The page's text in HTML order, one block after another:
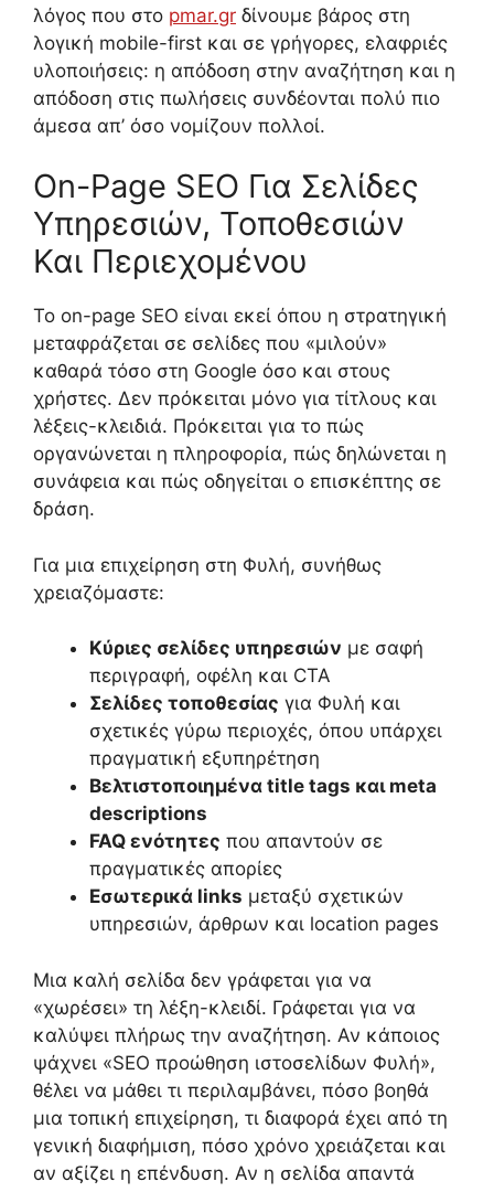
λόγος που στο pmar.gr δίνουμε βάρος στη
λογική mobile-first και σε γρήγορες, ελαφριές
υλοποιήσεις: η απόδοση στην αναζήτηση και η
απόδοση στις πωλήσεις συνδέονται πολύ πιο
άμεσα απ’ όσο νομίζουν πολλοί.
On-Page SEO Για Σελίδες
Υπηρεσιών, Τοποθεσιών
Και Περιεχομένου
Το on-page SEO είναι εκεί όπου η στρατηγική
μεταφράζεται σε σελίδες που «μιλούν»
καθαρά τόσο στη Google όσο και στους
χρήστες. Δεν πρόκειται μόνο για τίτλους και
λέξεις-κλειδιά. Πρόκειται για το πώς
οργανώνεται η πληροφορία, πώς δηλώνεται η
συνάφεια και πώς οδηγείται ο επισκέπτης σε
δράση.
Για μια επιχείρηση στη Φυλή, συνήθως
χρειαζόμαστε:
Κύριες σελίδες υπηρεσιών με σαφή
περιγραφή, οφέλη και CTA
Σελίδες τοποθεσίας για Φυλή και
σχετικές γύρω περιοχές, όπου υπάρχει
πραγματική εξυπηρέτηση
Βελτιστοποιημένα title tags και meta
descriptions
FAQ ενότητες που απαντούν σε
πραγματικές απορίες
Εσωτερικά links μεταξύ σχετικών
υπηρεσιών, άρθρων και location pages
Μια καλή σελίδα δεν γράφεται για να
«χωρέσει» τη λέξη-κλειδί. Γράφεται για να
καλύψει πλήρως την αναζήτηση. Αν κάποιος
ψάχνει «SEO προώθηση ιστοσελίδων Φυλή»,
θέλει να μάθει τι περιλαμβάνει, πόσο βοηθά
μια τοπική επιχείρηση, τι διαφορά έχει από τη
γενική διαφήμιση, πόσο χρόνο χρειάζεται και
αν αξίζει η επένδυση. Αν η σελίδα απαντά